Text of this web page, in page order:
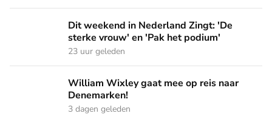
Dit weekend in Nederland Zingt: 'De sterke vrouw' en 'Pak
Dit weekend in Nederland Zingt: 'De
sterke vrouw' en 'Pak het podium'
23 uur geleden
William Wixley gaat mee op reis naar Denemarken!
William Wixley gaat mee op reis naar
Denemarken!
3 dagen geleden